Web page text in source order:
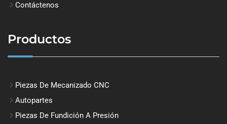
Contáctenos
Productos
Piezas De Mecanizado CNC
Autopartes
Piezas De Fundición A Presión